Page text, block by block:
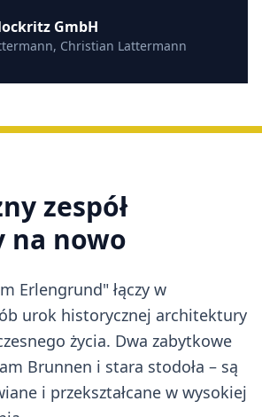
GmbH
Christian Lattermann
zespół
na nowo
Erlengrund" łączy w
urok historycznej architektury
życia. Dwa zabytkowe
Brunnen i stara stodoła – są
i przekształcane w wysokiej